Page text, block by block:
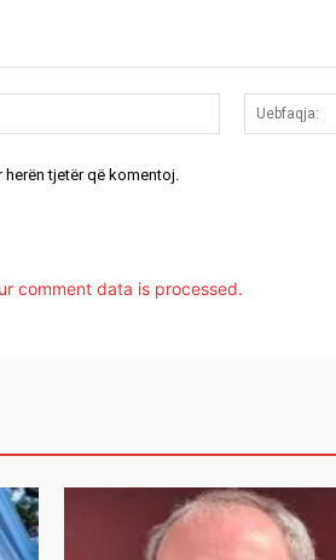
Email:*
tjetër që komentoj.
comment data is processed.